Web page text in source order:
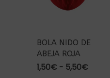
BOLA NIDO DE
ABEJA ROJA
1,50€ - 5,50€Rango